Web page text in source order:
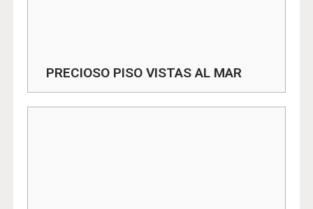
PRECIOSO PISO VISTAS AL MAR